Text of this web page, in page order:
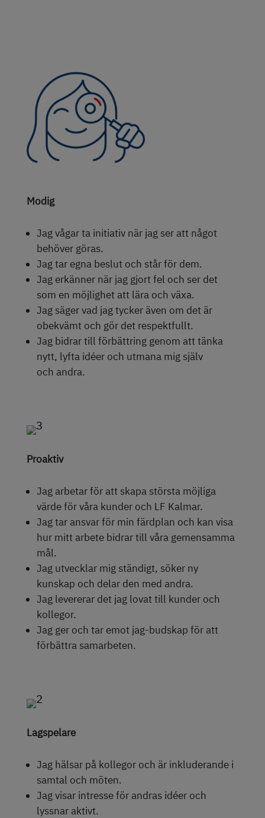
Modig
Jag vågar ta initiativ när jag ser att något
behöver göras.
Jag tar egna beslut och står för dem.
Jag erkänner när jag gjort fel och ser det
som en möjlighet att lära och växa.
Jag säger vad jag tycker även om det är
obekvämt och gör det respektfullt.
Jag bidrar till förbättring genom att tänka
nytt, lyfta idéer och utmana mig själv
och andra.
Proaktiv
Jag arbetar för att skapa största möjliga
värde för våra kunder och LF Kalmar.
Jag tar ansvar för min färdplan och kan visa
hur mitt arbete bidrar till våra gemensamma
mål.
Jag utvecklar mig ständigt, söker ny
kunskap och delar den med andra.
Jag levererar det jag lovat till kunder och
kollegor.
Jag ger och tar emot jag-budskap för att
förbättra samarbeten.
Lagspelare
Jag hälsar på kollegor och är inkluderande i
samtal och möten.
Jag visar intresse för andras idéer och
lyssnar aktivt.